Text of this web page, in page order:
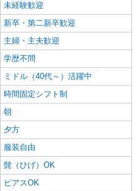
未経験歓迎
新卒・第二新卒歓迎
主婦・主夫歓迎
学歴不問
ミドル（40代～）活躍中
時間固定シフト制
朝
夕方
服装自由
髭（ひげ）OK
ピアスOK